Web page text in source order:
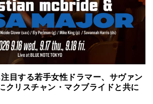
目する若手女性ドラマー、サヴァン
クリスチャン・マクブライドと共に